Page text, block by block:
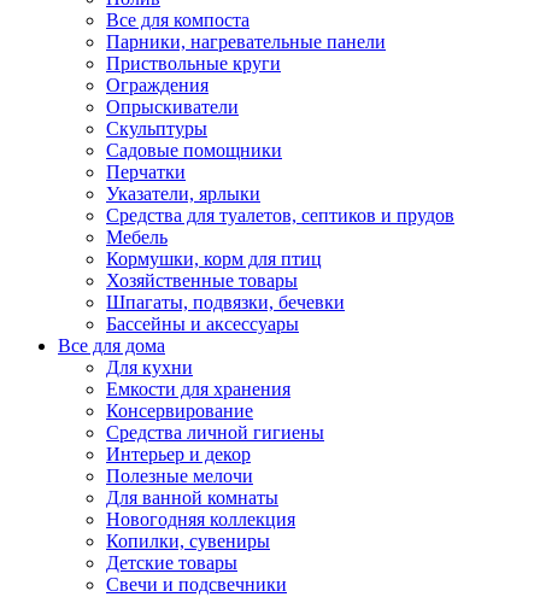
Все для компоста
Парники, нагревательные панели
Приствольные круги
Ограждения
Опрыскиватели
Скульптуры
Садовые помощники
Перчатки
Указатели, ярлыки
Средства для туалетов, септиков и прудов
Мебель
Кормушки, корм для птиц
Хозяйственные товары
Шпагаты, подвязки, бечевки
Бассейны и аксессуары
Все для дома
Для кухни
Емкости для хранения
Консервирование
Средства личной гигиены
Интерьер и декор
Полезные мелочи
Для ванной комнаты
Новогодняя коллекция
Копилки, сувениры
Детские товары
Свечи и подсвечники